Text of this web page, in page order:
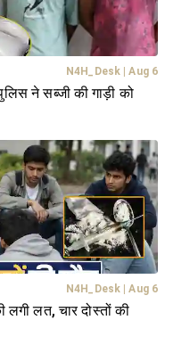
N4H_Desk Aug 6
ने सब्जी की गाड़ी को
N4H_Desk Aug 6
लत, चार दोस्तों की